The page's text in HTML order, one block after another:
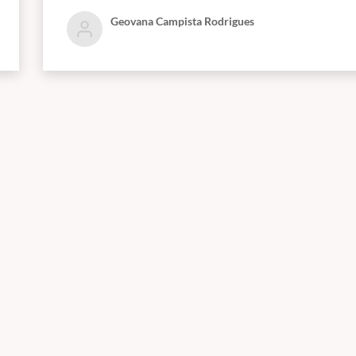
Geovana Campista Rodrigues